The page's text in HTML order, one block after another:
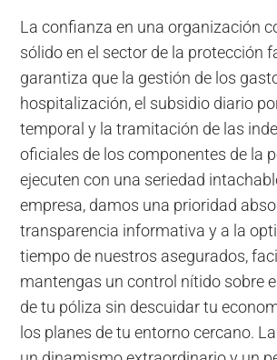
La confianza en una organización
sólido en el sector de la protección
garantiza que la gestión de los
hospitalización, el subsidio diario
temporal y la tramitación de las
oficiales de los componentes de la
ejecuten con una seriedad
empresa, damos una prioridad
transparencia informativa y a la
tiempo de nuestros asegurados,
mantengas un control nítido sobre
de tu póliza sin descuidar tu
los planes de tu entorno cercano.